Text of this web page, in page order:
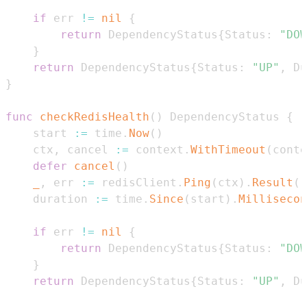
if err != nil
{
return
DependencyStatus {Status :
}
return
DependencyStatus {Status : "UP" ,
}
func checkRedisHealth ( ) DependencyStatus
{
	start
:= time . Now( )
	ctx
, cancel := context . WithTimeout (
defer
cancel ( )
, err := redisClient . Ping ( ctx ) . Result (
	duration
:= time . Since ( start ) .
if err != nil
{
return
DependencyStatus {Status :
}
return
DependencyStatus {Status : "UP" ,